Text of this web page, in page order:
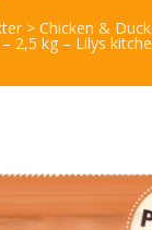
> Chicken &
2,5 kg – Lilys